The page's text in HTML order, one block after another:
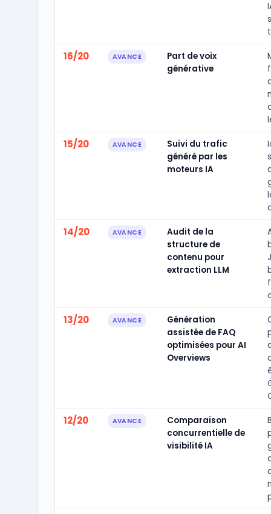
16/20 AVANCE
Part de voix
générative
15/20 AVANCE
Suivi du trafic
généré par les
moteurs IA
14/20 AVANCE
Audit de la
structure de
contenu pour
extraction LLM
13/20 AVANCE
Génération
assistée de FAQ
optimisées pour AI
Overviews
12/20 AVANCE
Comparaison
concurrentielle de
visibilité IA